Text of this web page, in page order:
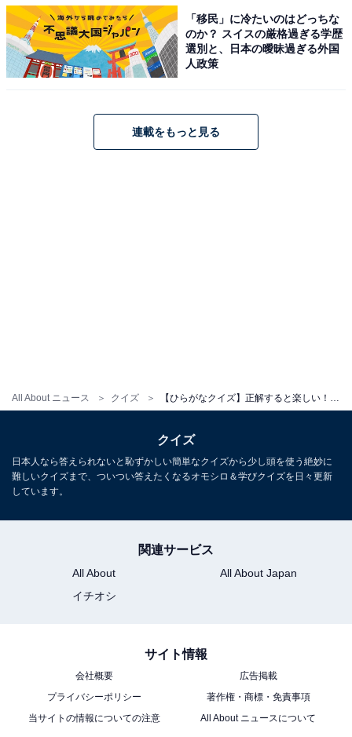
All About ニュース クイズ
「移民」に冷たいのはどっちな
のか？ スイスの厳格過ぎる学歴
選別と、日本の曖昧過ぎる外国
人政策
連載をもっと見る
クイズ
日本人なら答えられないと恥ずかしい簡単なクイズから少し頭を使う絶妙に
難しいクイズまで、ついつい答えたくなるオモシロ＆学びクイズを日々更新
しています。
関連サービス
All About
All About Japan
イチオシ
サイト情報
会社概要
広告掲載
プライバシーポリシー
著作権・商標・免責事項
当サイトの情報についての注意
All About ニュースについて